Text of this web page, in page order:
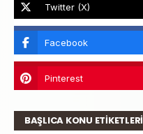
BAŞLICA KONU ETİKETLERİ